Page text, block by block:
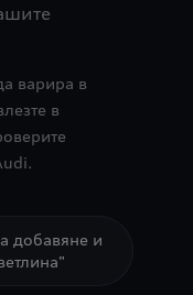
варира в
в
добавяне и